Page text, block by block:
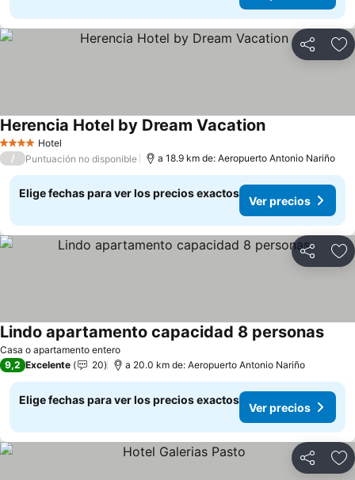
Compartir
4 EstrellasHotel
Herencia Hotel by Dream VacationVer precios
/ Puntuación no disponible a 18.9 km de: Aeropuerto Antonio Nariño
Elige fechas para ver los precios exactos
Ver precios
Compartir
Casa o apartamento entero
Lindo apartamento capacidad 8 personasVer
9,2 Excelente 20 a 20.0 km de: Aeropuerto Antonio Nariño
Elige fechas para ver los precios exactos
Ver precios
Compartir